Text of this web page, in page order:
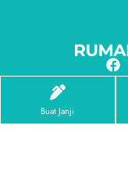
Tentang Kami
Profil RS Jakarta
Buat Janji